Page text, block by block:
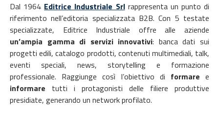
Dal 1964 Editrice Industriale Srl rappresenta un punto di
riferimento nell’editoria specializzata B2B. Con 5 testate
specializzate, Editrice Industriale offre alle aziende
un’ampia gamma di servizi innovativi: banca dati sui
progetti edili, catalogo prodotti, contenuti multimediali, talk,
eventi speciali, news, storytelling e formazione
professionale. Raggiunge così l’obiettivo di formare e
informare tutti i protagonisti delle filiere produttive
presidiate, generando un network profilato.